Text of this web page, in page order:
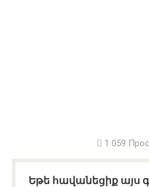
1 059
Եթե հավանեցիք այս